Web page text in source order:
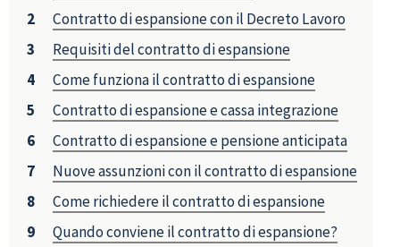
Contratto di espansione con il Decreto Lavoro
Requisiti del contratto di espansione
Come funziona il contratto di espansione
Contratto di espansione e cassa integrazione
Contratto di espansione e pensione anticipata
Nuove assunzioni con il contratto di espansione
Come richiedere il contratto di espansione
Quando conviene il contratto di espansione?